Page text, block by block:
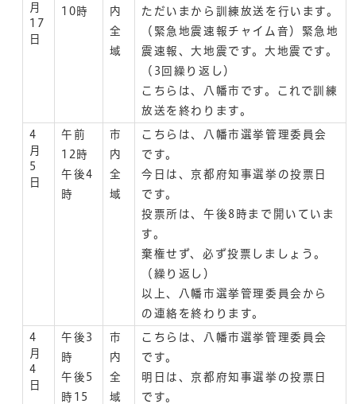
月
17
日
10時
内
全
域
ただいまから訓練放送を行います。
（緊急地震速報チャイム音）緊急地
震速報、大地震です。大地震です。
（3回繰り返し）
こちらは、八幡市です。これで訓練
放送を終わります。
4
月
5
日
午前
12時
午後4
時
市
内
全
域
こちらは、八幡市選挙管理委員会
です。
今日は、京都府知事選挙の投票日
です。
投票所は、午後8時まで開いていま
す。
棄権せず、必ず投票しましょう。
（繰り返し）
以上、八幡市選挙管理委員会から
の連絡を終わります。
4
月
4
日
午後3
時
午後5
時15
市
内
全
域
こちらは、八幡市選挙管理委員会
です。
明日は、京都府知事選挙の投票日
です。